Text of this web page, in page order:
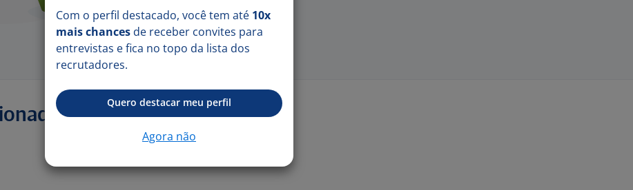
Com o perfil destacado, você tem até 10x
mais chances de receber convites para
entrevistas e fica no topo da lista dos
recrutadores.
Quero destacar meu perfil
Agora não